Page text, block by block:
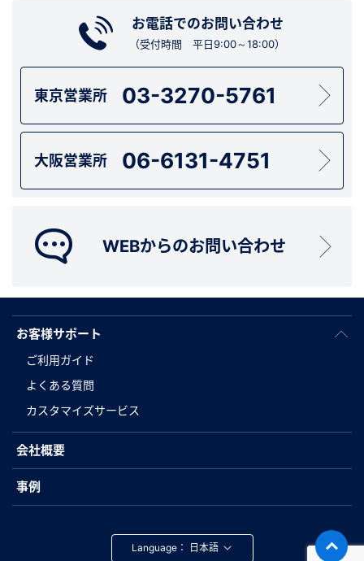
お電話でのお問い合わせ
（受付時間 平日9:00～18:00）
東京営業所 03-3270-5761
大阪営業所 06-6131-4751
WEBからのお問い合わせ
お客様サポート
ご利用ガイド
よくある質問
カスタマイズサービス
会社概要
事例
Language：